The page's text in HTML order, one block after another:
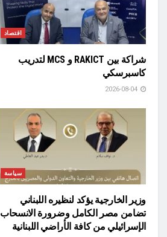
اقتصاد
شراكة بين RAKICT و MCS لتدريب
كاسبرسكي
سياسة
وزير الخارجية يؤكد لنظيره اللبناني
تضامن مصر الكامل وضرورة الانسحاب
الإسرائيلي من كافة الأراضي اللبنانية